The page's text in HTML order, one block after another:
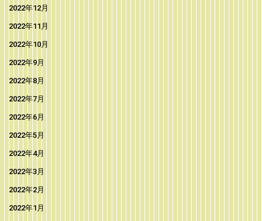
2022年12月
2022年11月
2022年10月
2022年9月
2022年8月
2022年7月
2022年6月
2022年5月
2022年4月
2022年3月
2022年2月
2022年1月